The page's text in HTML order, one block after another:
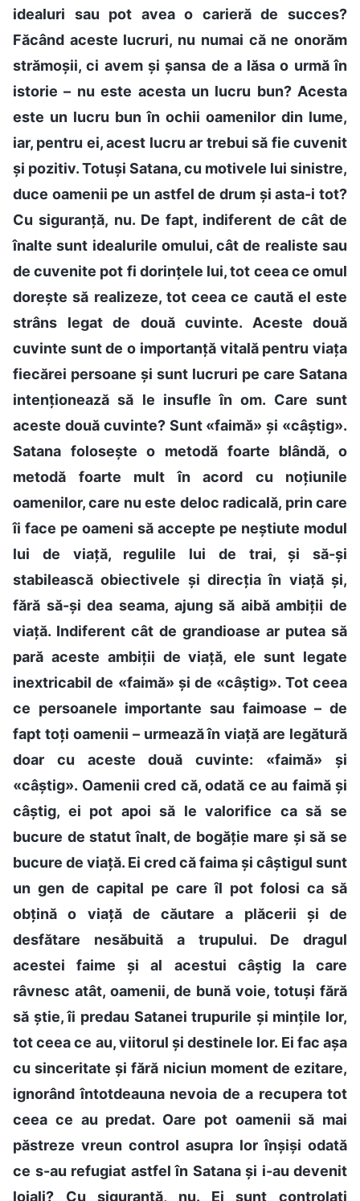
idealuri sau pot avea o carieră de succes?
Făcând aceste lucruri, nu numai că ne onorăm
strămoșii, ci avem și șansa de a lăsa o urmă în
istorie – nu este acesta un lucru bun? Acesta
este un lucru bun în ochii oamenilor din lume,
iar, pentru ei, acest lucru ar trebui să fie cuvenit
și pozitiv. Totuși Satana, cu motivele lui sinistre,
duce oamenii pe un astfel de drum și asta-i tot?
Cu siguranță, nu. De fapt, indiferent de cât de
înalte sunt idealurile omului, cât de realiste sau
de cuvenite pot fi dorințele lui, tot ceea ce omul
dorește să realizeze, tot ceea ce caută el este
strâns legat de două cuvinte. Aceste două
cuvinte sunt de o importanță vitală pentru viața
fiecărei persoane și sunt lucruri pe care Satana
intenționează să le insufle în om. Care sunt
aceste două cuvinte? Sunt «faimă» și «câștig».
Satana folosește o metodă foarte blândă, o
metodă foarte mult în acord cu noțiunile
oamenilor, care nu este deloc radicală, prin care
îi face pe oameni să accepte pe neștiute modul
lui de viață, regulile lui de trai, și să-și
stabilească obiectivele și direcția în viață și,
fără să-și dea seama, ajung să aibă ambiții de
viață. Indiferent cât de grandioase ar putea să
pară aceste ambiții de viață, ele sunt legate
inextricabil de «faimă» și de «câștig». Tot ceea
ce persoanele importante sau faimoase – de
fapt toți oamenii – urmează în viață are legătură
doar cu aceste două cuvinte: «faimă» și
«câștig». Oamenii cred că, odată ce au faimă și
câștig, ei pot apoi să le valorifice ca să se
bucure de statut înalt, de bogăție mare și să se
bucure de viață. Ei cred că faima și câștigul sunt
un gen de capital pe care îl pot folosi ca să
obțină o viață de căutare a plăcerii și de
desfătare nesăbuită a trupului. De dragul
acestei faime și al acestui câștig la care
râvnesc atât, oamenii, de bună voie, totuși fără
să știe, îi predau Satanei trupurile și mințile lor,
tot ceea ce au, viitorul și destinele lor. Ei fac așa
cu sinceritate și fără niciun moment de ezitare,
ignorând întotdeauna nevoia de a recupera tot
ceea ce au predat. Oare pot oamenii să mai
păstreze vreun control asupra lor înșiși odată
ce s-au refugiat astfel în Satana și i-au devenit
loiali? Cu siguranță, nu. Ei sunt controlați